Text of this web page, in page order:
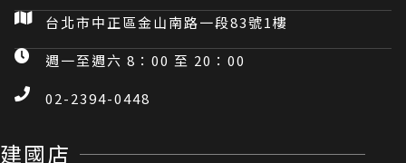
台北市中正區金山南路一段83號1樓
週一至週六 8：00 至 20：00
02-2394-0448
建國店